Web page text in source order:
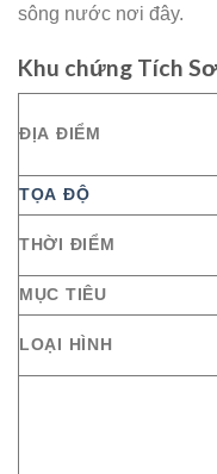
sông nước nơi đây.
Khu chứng Tích
ĐỊA ĐIỂM
TỌA ĐỘ
THỜI ĐIỂM
MỤC TIÊU
LOẠI HÌNH